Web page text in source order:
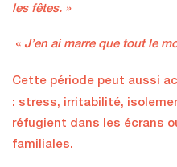
les fêtes. »
« J’en ai marre que tout le
Cette période peut aussi
: stress, irritabilité,
réfugient dans les écrans
familiales.